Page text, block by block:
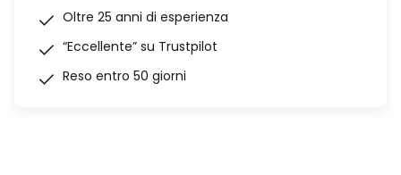
Oltre 25 anni di esperienza
“Eccellente” su Trustpilot
Reso entro 50 giorni